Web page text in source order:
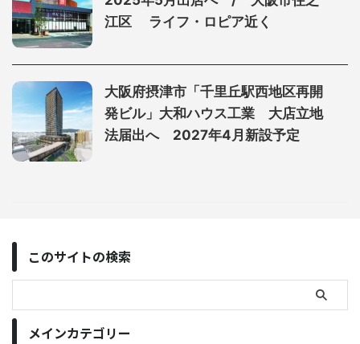
江区 ライフ・ロピア近く
大阪府摂津市「千里丘駅西地区再開
発ビル」大和ハウス工業 大店立地
法届出へ 2027年4月新設予定
このサイトの検索
メインカテゴリー